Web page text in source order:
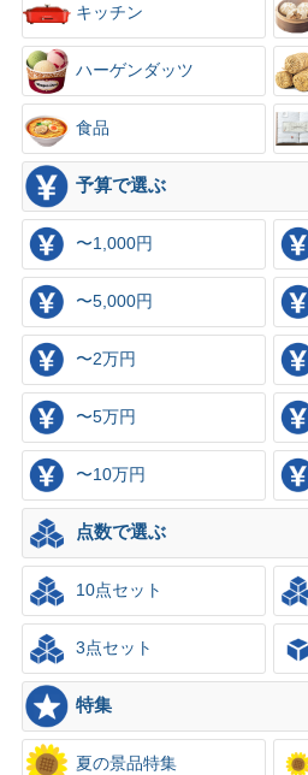
キッチン
ハーゲンダッツ
食品
予算で選ぶ
〜1,000円
〜5,000円
〜2万円
〜5万円
〜10万円
点数で選ぶ
10点セット
3点セット
特集
夏の景品特集